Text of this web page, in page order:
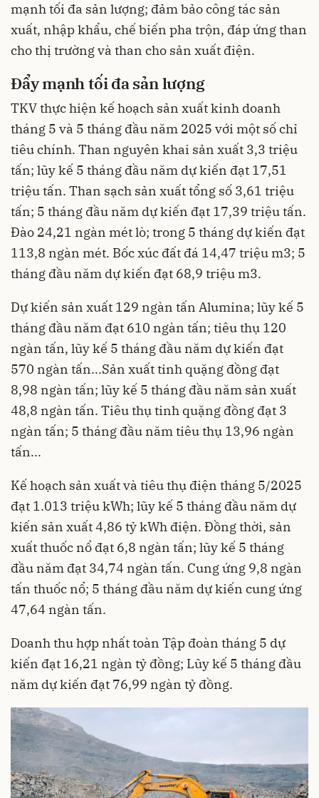
mạnh tối đa sản lượng; đảm bảo công tác sản
xuất, nhập khẩu, chế biến pha trộn, đáp ứng than
cho thị trường và than cho sản xuất điện.
Đẩy mạnh tối đa sản lượng
TKV thực hiện kế hoạch sản xuất kinh doanh
tháng 5 và 5 tháng đầu năm 2025 với một số chỉ
tiêu chính. Than nguyên khai sản xuất 3,3 triệu
tấn; lũy kế 5 tháng đầu năm dự kiến đạt 17,51
triệu tấn. Than sạch sản xuất tổng số 3,61 triệu
tấn; 5 tháng đầu năm dự kiến đạt 17,39 triệu tấn.
Đào 24,21 ngàn mét lò; trong 5 tháng dự kiến đạt
113,8 ngàn mét. Bốc xúc đất đá 14,47 triệu m3; 5
tháng đầu năm dự kiến đạt 68,9 triệu m3.
Dự kiến sản xuất 129 ngàn tấn Alumina; lũy kế 5
tháng đầu năm đạt 610 ngàn tấn; tiêu thụ 120
ngàn tấn, lũy kế 5 tháng đầu năm dự kiến đạt
570 ngàn tấn...Sản xuất tinh quặng đồng đạt
8,98 ngàn tấn; lũy kế 5 tháng đầu năm sản xuất
48,8 ngàn tấn. Tiêu thụ tinh quặng đồng đạt 3
ngàn tấn; 5 tháng đầu năm tiêu thụ 13,96 ngàn
tấn...
Kế hoạch sản xuất và tiêu thụ điện tháng 5/2025
đạt 1.013 triệu kWh; lũy kế 5 tháng đầu năm dự
kiến sản xuất 4,86 tỷ kWh điện. Đồng thời, sản
xuất thuốc nổ đạt 6,8 ngàn tấn; lũy kế 5 tháng
đầu năm đạt 34,74 ngàn tấn. Cung ứng 9,8 ngàn
tấn thuốc nổ; 5 tháng đầu năm dự kiến cung ứng
47,64 ngàn tấn.
Doanh thu hợp nhất toàn Tập đoàn tháng 5 dự
kiến đạt 16,21 ngàn tỷ đồng; Lũy kế 5 tháng đầu
năm dự kiến đạt 76,99 ngàn tỷ đồng.